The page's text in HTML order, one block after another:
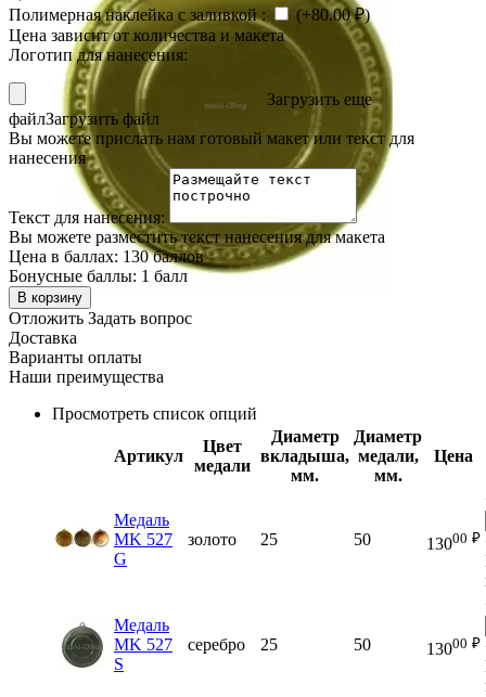
Полимерная наклейка с заливкой: (+80.00₽)
Цена зависит от количества и макета
Логотип для нанесения:
Загрузить еще
файлЗагрузить файл
Вы можете прислать нам готовый макет или текст для
нанесения
Текст для нанесения:
Вы можете разместить текст нанесения для макета
Цена в баллах: 130 баллов
Бонусные баллы: 1 балл
В корзину
Отложить Задать вопрос
Доставка
Варианты оплаты
Наши преимущества
Просмотреть список опций
Артикул
Цвет
медали
Диаметр
вкладыша,
мм.
Диаметр
медали,
мм.
Цена
Медаль
MK 527
G
золото 25 50 13000 ₽
Медаль
MK 527
S
серебро 25 50 13000 ₽